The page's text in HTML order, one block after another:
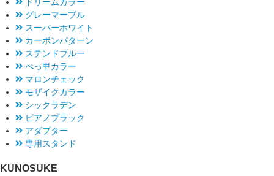
ドリームカラー
グレーマーブル
スーパーホワイト
カーボンパターン
ステンドブルー
べっ甲カラー
マロンチェック
モザイクカラー
シックラデン
ピアノブラック
アダプター
専用スタンド
KUNOSUKE